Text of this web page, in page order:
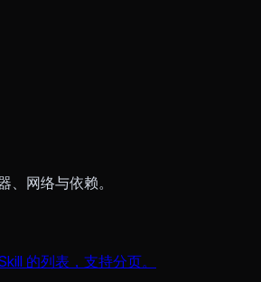
、网络与依赖。
的列表，支持分页。